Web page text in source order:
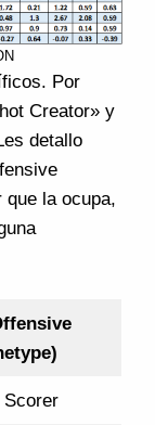
Por
Creator» y
detallo
que la ocupa,
Scorer